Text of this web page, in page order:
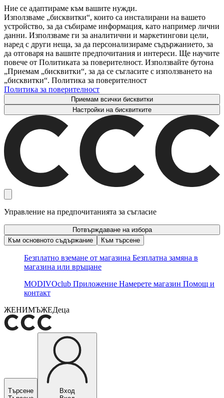
Ние се адаптираме към вашите нужди.
Използваме „бисквитки“, които са инсталирани на вашето
устройство, за да събираме информация, като например лични
данни. Използваме ги за аналитични и маркетингови цели,
наред с други неща, за да персонализираме съдържанието, за
да отговаря на вашите предпочитания и интереси. Ще научите
повече от Политиката за поверителност. Използвайте бутона
„Приемам „бисквитки“, за да се съгласите с използването на
„бисквитки“. Политика за поверителност
Политика за поверителност
Приемам всички бисквитки
Настройки на бисквитките
Управление на предпочитанията за съгласие
Потвърждаване на избора
Към основното съдържание
Към търсене
Безплатно вземане от магазина Безплатна замяна в
магазина или връщане
MODIVOclub Приложение Намерете магазин Помощ и
контакт
ЖЕНИМЪЖЕДеца
Търсене
Вход